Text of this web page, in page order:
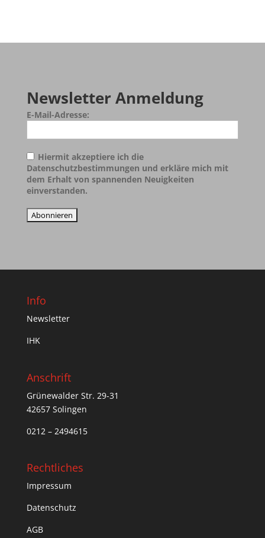
Newsletter Anmeldung
E-Mail-Adresse:
Hiermit akzeptiere ich die
Datenschutzbestimmungen und erkläre mich mit
dem Erhalt von spannenden Neuigkeiten
einverstanden.
Info
Newsletter
IHK
Anschrift
Grünewalder Str. 29-31
42657 Solingen
0212 – 2494615
Rechtliches
Impressum
Datenschutz
AGB